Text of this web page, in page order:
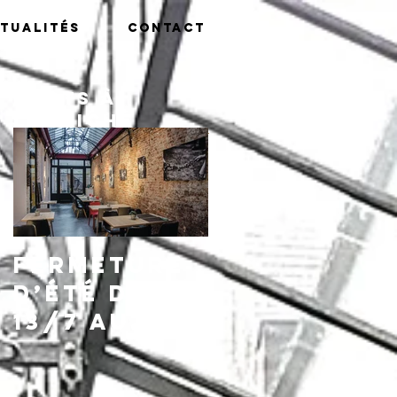
Contact
Posts à
l'affiche
Fermeture
d’été du
13/7 au
16/8,
réouvertu